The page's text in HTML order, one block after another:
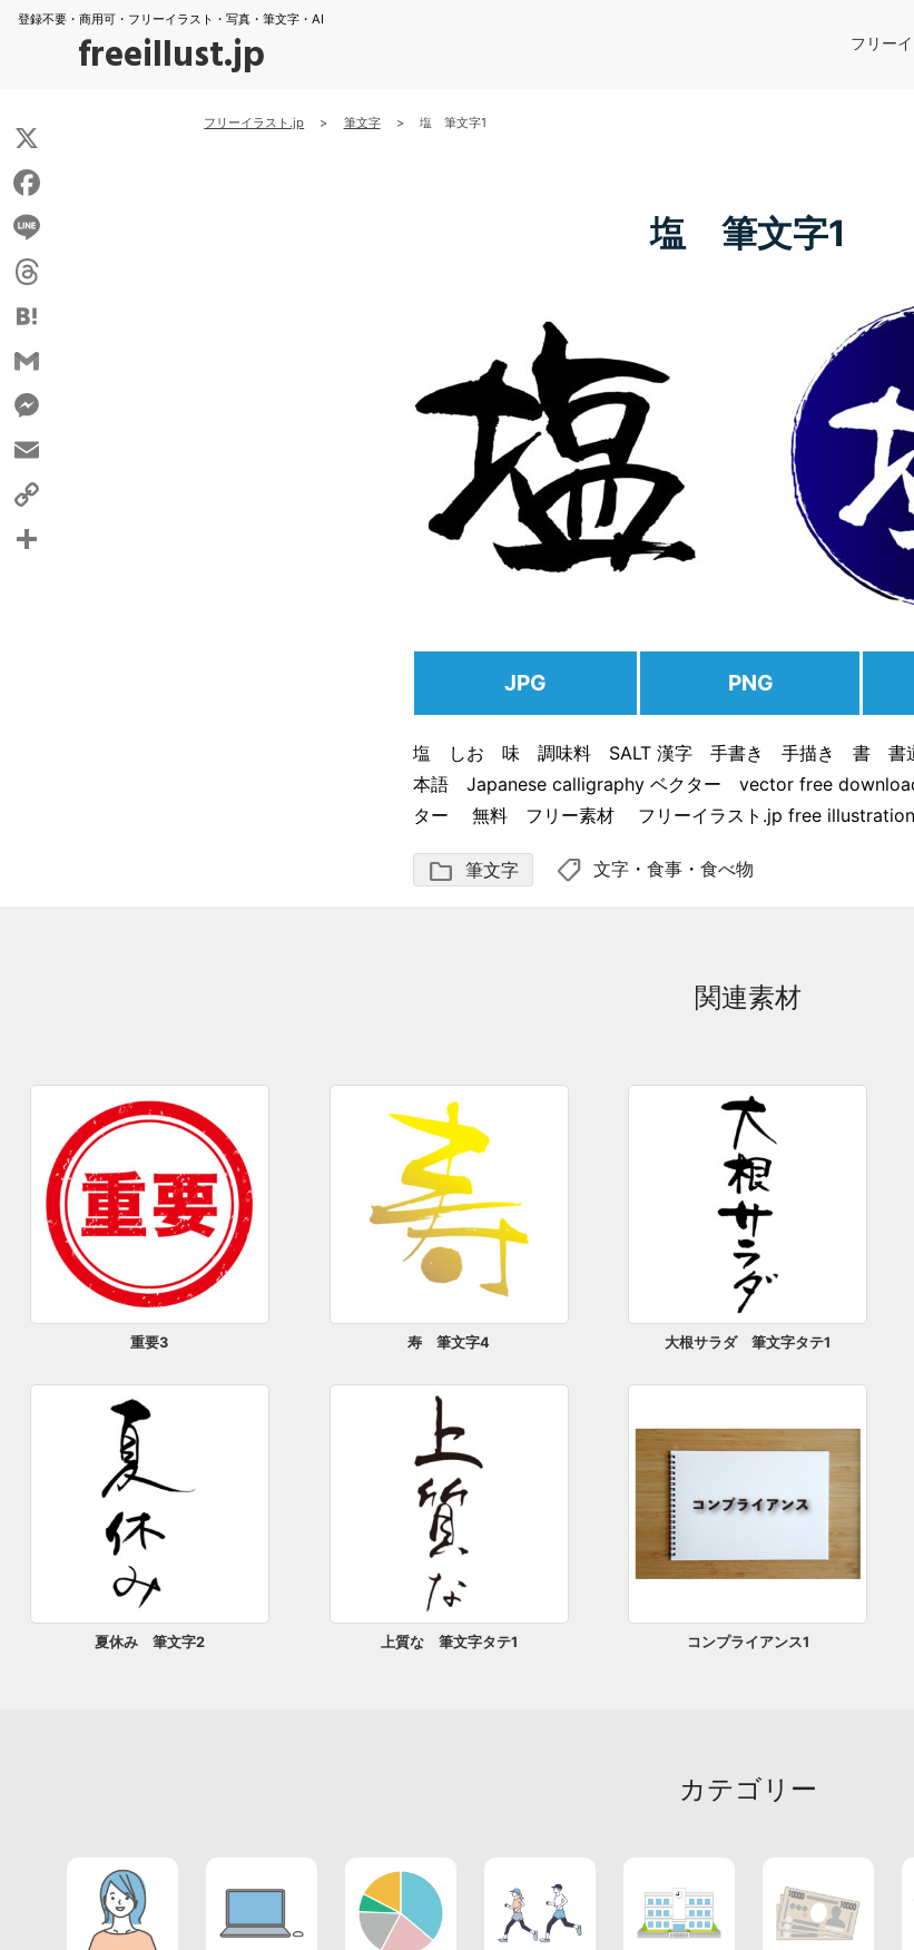
登録不要・商用可・フリーイラスト・写真・筆文字・AI
freeillust.jp フリー
フリーイラスト.jp > 筆文字 > 塩 筆文字1
塩 筆文字1
JPG PNG
塩 しお 味 調味料 SALT 漢字 手書き 手描き 書
本語 Japanese calligraphy ベクター vector free
ター 無料 フリー素材 フリーイラスト.jp free
folder 筆文字 shoppingmode 文字 ・食事 ・食べ物
関連素材
重要3 寿 筆文字4 大根サラダ 筆文字タテ1
夏休み 筆文字2 上質な 筆文字タテ1 コンプライアンス1
カテゴリー
X
Facebook
Line
Threads
Hatena
Gmail
Messenger
Email
Copy